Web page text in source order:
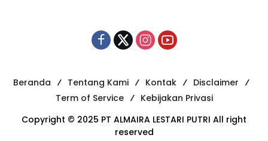
Beranda Tentang Kami Kontak
Disclaimer
Term of Service
Kebijakan Privasi
Copyright © 2025 PT ALMAIRA LESTARI PUTRI All right
reserved